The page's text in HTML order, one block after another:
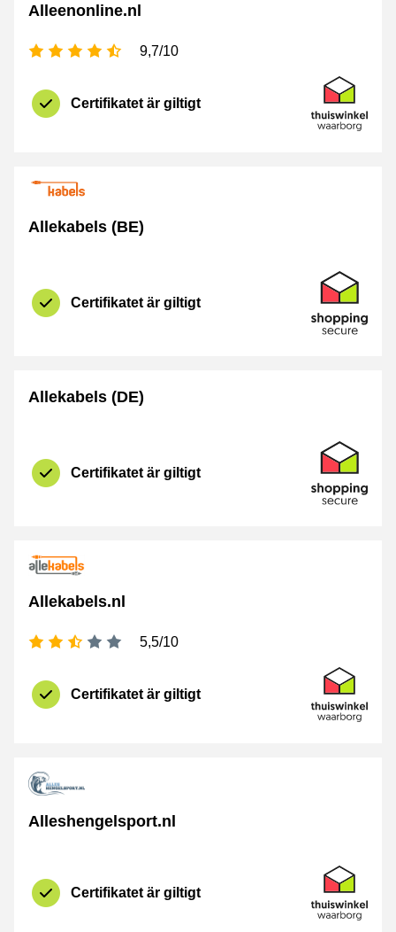
Alleenonline.nl
[_General:NumberOfStarsPluralFormat]
9,7/10
Certifikatet är giltigt
Certifikat
Thuiswinkel
Allekabels (BE)
Certifikatet är giltigt
Certifikat
Shopping
Allekabels (DE)
Certifikatet är giltigt
Certifikat
Shopping
Allekabels.nl
[_General:NumberOfStarsPluralFormat]
5,5/10
Certifikatet är giltigt
Certifikat
Thuiswinkel
Alleshengelsport.nl
Certifikatet är giltigt
Certifikat
Thuiswinkel